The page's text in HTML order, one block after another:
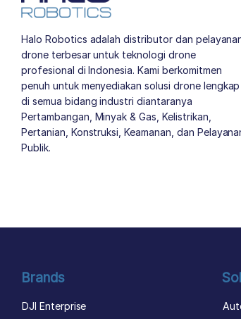
Halo Robotics adalah distributor dan
drone terbesar untuk teknologi drone
profesional di Indonesia. Kami berkomitmen
penuh untuk menyediakan solusi drone lengkap
di semua bidang industri diantaranya
Pertambangan, Minyak & Gas, Kelistrikan,
Pertanian, Konstruksi, Keamanan, dan
Publik.
Brands
DJI Enterprise